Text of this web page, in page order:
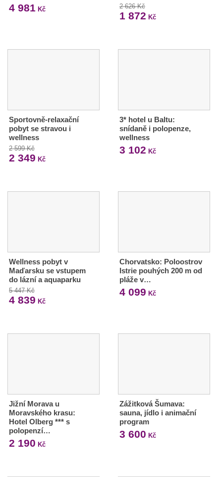
4 981 Kč 2 626 Kč
1 872 Kč
Sportovně-relaxační
pobyt se stravou i
wellness
2 599 Kč
2 349 Kč
3* hotel u Baltu:
snídaně i polopenze,
wellness
3 102 Kč
Wellness pobyt v
Maďarsku se vstupem
do lázní a aquaparku
5 447 Kč
4 839 Kč
Chorvatsko: Poloostrov
Istrie pouhých 200 m od
pláže v…
4 099 Kč
Jižní Morava u
Moravského krasu:
Hotel Olberg *** s
polopenzí…
2 190 Kč
Zážitková Šumava:
sauna, jídlo i animační
program
3 600 Kč